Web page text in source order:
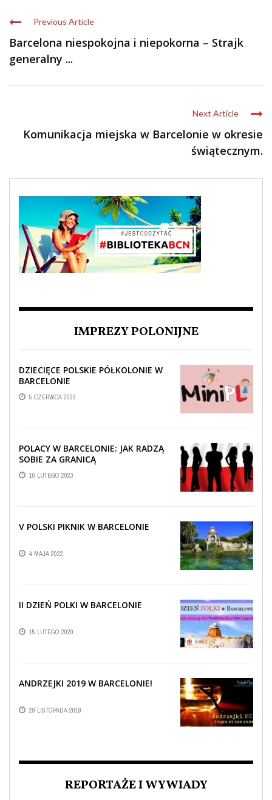
Previous Article
Barcelona niespokojna i niepokorna – Strajk
generalny ...
Next Article
Komunikacja miejska w Barcelonie w okresie
świątecznym.
IMPREZY POLONIJNE
DZIECIĘCE POLSKIE PÓŁKOLONIE W
BARCELONIE
5 CZERWCA 2023
POLACY W BARCELONIE: JAK RADZĄ
SOBIE ZA GRANICĄ
10 LUTEGO 2023
V POLSKI PIKNIK W BARCELONIE
4 MAJA 2022
II DZIEŃ POLKI W BARCELONIE
15 LUTEGO 2020
ANDRZEJKI 2019 W BARCELONIE!
29 LISTOPADA 2019
REPORTAŻE I WYWIADY